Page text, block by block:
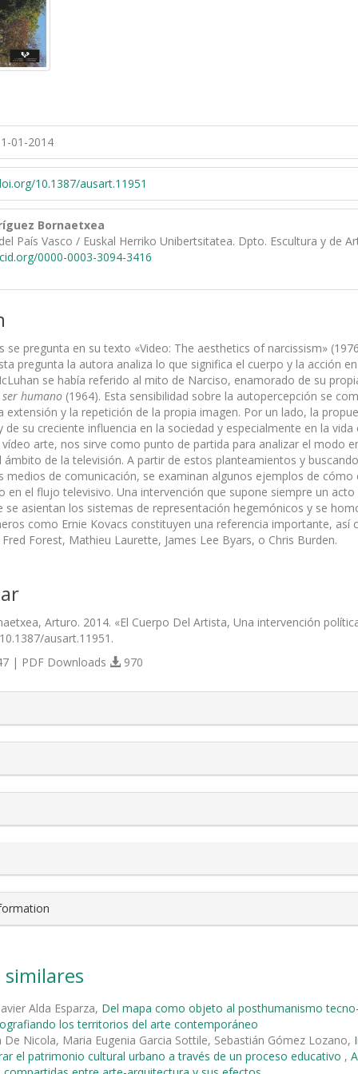
01-2014
10.1387/ausart.11951
Bornaetxea
País Vasco / Euskal Herriko Unibertsitatea. Dpto. Escultura y de
0000-0003-3094-3416
se pregunta en su texto «Video: The aesthetics of narcissism»
pregunta la autora analiza lo que significa el cuerpo y la acción
se había referido al mito de Narciso, enamorado de su
humano (1964). Esta sensibilidad sobre la autopercepción se
extensión y la repetición de la propia imagen. Por un lado, la
de su creciente influencia en la sociedad y especialmente en la
arte, nos sirve como punto de partida para analizar el modo
ámbito de la televisión. A partir de estos planteamientos y
medios de comunicación, se examinan algunos ejemplos de
en el flujo televisivo. Una intervención que supone siempre un
se asientan los sistemas de representación hegemónicos y se
como Ernie Kovacs constituyen una referencia importante,
Forest, Mathieu Laurette, James Lee Byars, o Chris Burden.
Arturo. 2014. «El Cuerpo Del Artista, Una intervención
ausart.11951.
| PDF Downloads
970
Alda Esparza, Del mapa como objeto al posthumanismo
los territorios del arte contemporáneo
De Nicola, Maria Eugenia Garcia Sottile, Sebastián Gómez Lozano,
el patrimonio cultural urbano a través de un proceso educativo ,